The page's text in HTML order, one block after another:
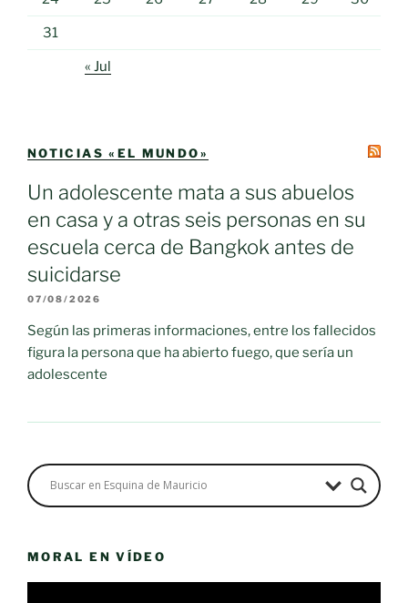
31
« Jul
NOTICIAS «EL MUNDO»
Un adolescente mata a sus abuelos
en casa y a otras seis personas en su
escuela cerca de Bangkok antes de
suicidarse
07/08/2026
Según las primeras informaciones, entre los fallecidos
figura la persona que ha abierto fuego, que sería un
adolescente
MORAL EN VÍDEO